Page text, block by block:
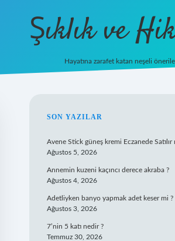
Şıklık ve
Hayatına zarafet katan neşeli
SIDEBAR
SON YAZILAR
Avene Stick güneş kremi Eczanede Satılır
Ağustos 5, 2026
Annemin kuzeni kaçıncı derece akraba ?
Ağustos 4, 2026
Adetliyken banyo yapmak adet keser mi ?
Ağustos 3, 2026
7’nin 5 katı nedir ?
Temmuz 30, 2026